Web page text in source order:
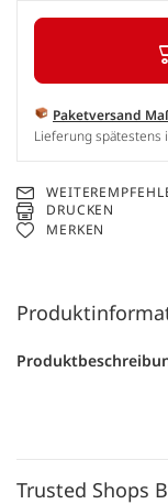
Paketversand
Lieferung spätestens
DRUCKEN
MERKEN
Trusted Shops